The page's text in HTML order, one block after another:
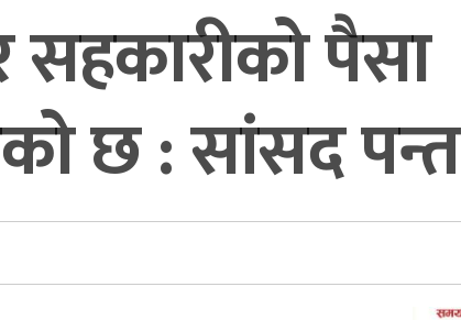
सहकारीको पैसा
छ : सांसद पन्त